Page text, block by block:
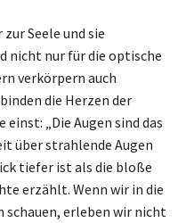
Seele und sie
nicht nur für die optische
verkörpern auch
die Herzen der
einst: „Die Augen sind das
über strahlende Augen
tiefer ist als die bloße
erzählt. Wenn wir in die
schauen, erleben wir nicht